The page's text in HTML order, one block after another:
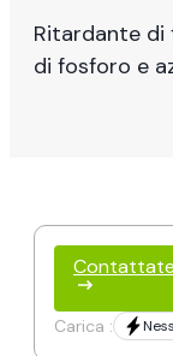
Ritardante di
di fosforo e
Contattate
Carica :